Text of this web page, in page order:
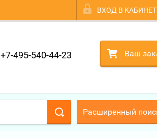
ВХОД В КАБИНЕТ
+7-495-540-44-23 Ваш
Расширенный